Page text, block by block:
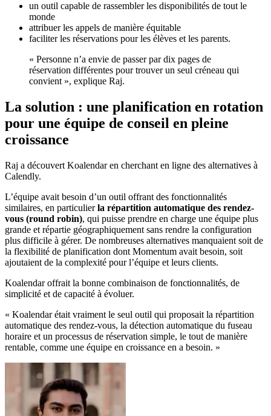
un outil capable de rassembler les disponibilités de tout le
monde
attribuer les appels de manière équitable
faciliter les réservations pour les élèves et les parents.
« Personne n’a envie de passer par dix pages de
réservation différentes pour trouver un seul créneau qui
convient », explique Raj.
La solution : une planification en rotation
pour une équipe de conseil en pleine
croissance
Raj a découvert Koalendar en cherchant en ligne des alternatives à
Calendly.
L’équipe avait besoin d’un outil offrant des fonctionnalités
similaires, en particulierla répartition automatique des rendez-
vous (round robin), qui puisse prendre en charge une équipe plus
grande et répartie géographiquement sans rendre la configuration
plus difficile à gérer. De nombreuses alternatives manquaient soit de
la flexibilité de planification dont Momentum avait besoin, soit
ajoutaient de la complexité pour l’équipe et leurs clients.
Koalendar offrait la bonne combinaison de fonctionnalités, de
simplicité et de capacité à évoluer.
« Koalendar était vraiment le seul outil qui proposait la répartition
automatique des rendez-vous, la détection automatique du fuseau
horaire et un processus de réservation simple, le tout de manière
rentable, comme une équipe en croissance en a besoin. »